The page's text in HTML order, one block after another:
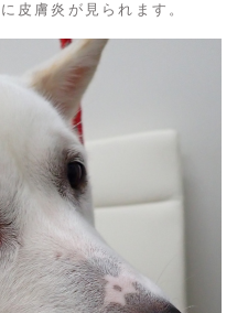
皮膚炎が見られます。